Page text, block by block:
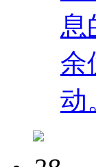
息
余
动